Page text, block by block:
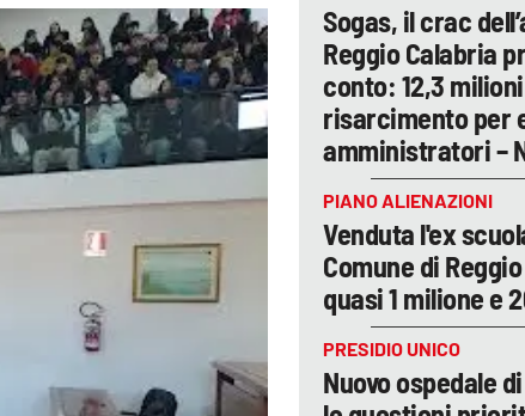
Sogas, il crac
Reggio Calabria
conto: 12,3
risarcimento per
amministratori –
PIANO ALIENAZIONI
Venduta l'ex
Comune di
quasi 1 milione e
PRESIDIO UNICO
Nuovo ospedale